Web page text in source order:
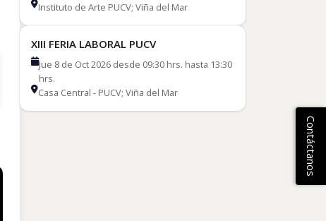
Instituto de Arte PUCV; Viña del Mar
XIII FERIA LABORAL PUCV
Jue 8 de Oct 2026 desde 09:30 hrs. hasta 13:30
hrs.
Casa Central - PUCV; Viña del Mar
Contáctanos